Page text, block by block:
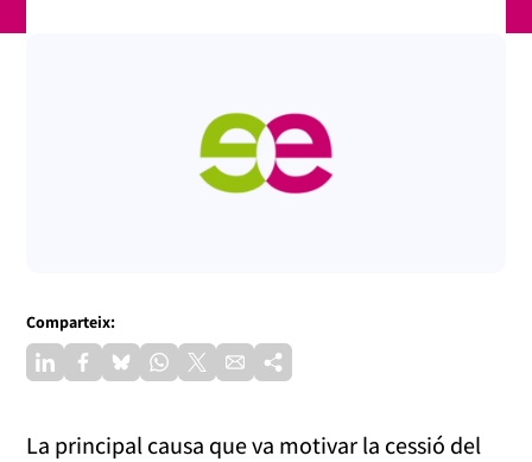
Comparteix:
La principal causa que va motivar la cessió del